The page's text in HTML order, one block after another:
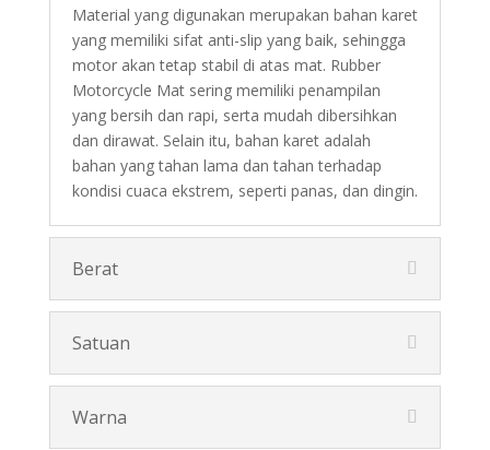
Material yang digunakan merupakan bahan karet
yang memiliki sifat anti-slip yang baik, sehingga
motor akan tetap stabil di atas mat. Rubber
Motorcycle Mat sering memiliki penampilan
yang bersih dan rapi, serta mudah dibersihkan
dan dirawat. Selain itu, bahan karet adalah
bahan yang tahan lama dan tahan terhadap
kondisi cuaca ekstrem, seperti panas, dan dingin.
Berat
Satuan
Warna